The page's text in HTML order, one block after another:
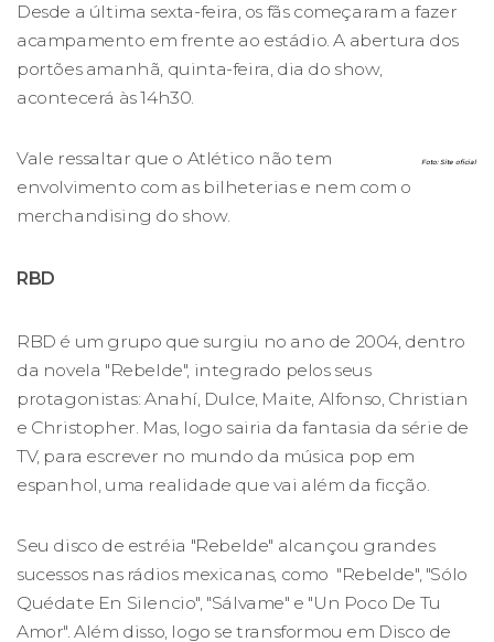
Desde a última sexta-feira, os fãs começaram a fazer
acampamento em frente ao estádio. A abertura dos
portões amanhã, quinta-feira, dia do show,
acontecerá às 14h30.
Foto: Site oficial
Vale ressaltar que o Atlético não tem
envolvimento com as bilheterias e nem com o
merchandising do show.
RBD
RBD é um grupo que surgiu no ano de 2004, dentro
da novela "Rebelde", integrado pelos seus
protagonistas: Anahí, Dulce, Maite, Alfonso, Christian
e Christopher. Mas, logo sairia da fantasia da série de
TV, para escrever no mundo da música pop em
espanhol, uma realidade que vai além da ficção.
Seu disco de estréia "Rebelde" alcançou grandes
sucessos nas rádios mexicanas, como "Rebelde", "Sólo
Quédate En Silencio", "Sálvame" e "Un Poco De Tu
Amor". Além disso, logo se transformou em Disco de